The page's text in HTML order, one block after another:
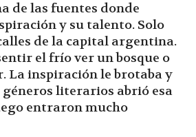
de las fuentes donde
y su talento. Solo
de la capital argentina.
el frío ver un bosque o
La inspiración le brotaba y
géneros literarios abrió esa
entraron mucho